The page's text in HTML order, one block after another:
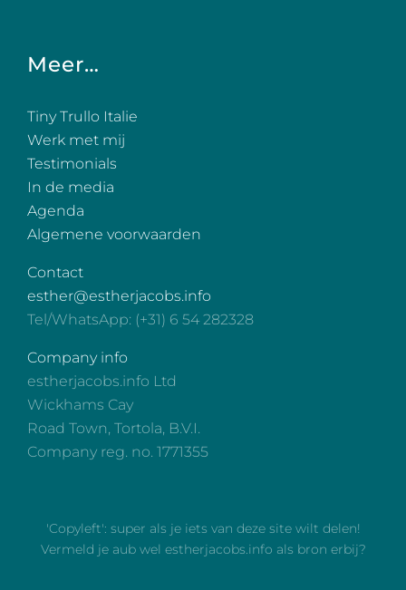
Meer…
Tiny Trullo Italie
Werk met mij
Testimonials
In de media
Agenda
Algemene voorwaarden
Contact
esther@estherjacobs.info
Tel/WhatsApp: (+31) 6 54 282328
Company info
estherjacobs.info Ltd
Wickhams Cay
Road Town, Tortola, B.V.I.
Company reg. no. 1771355
'Copyleft': super als je iets van deze site wilt delen!
Vermeld je aub wel estherjacobs.info als bron erbij?